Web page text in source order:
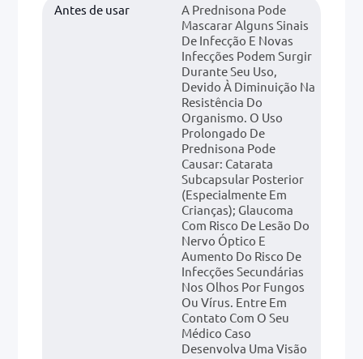
Antes de usar
A Prednisona Pode
Mascarar Alguns Sinais
De Infecção E Novas
Infecções Podem Surgir
Durante Seu Uso,
Devido À Diminuição Na
Resistência Do
Organismo. O Uso
Prolongado De
Prednisona Pode
Causar: Catarata
Subcapsular Posterior
(especialmente Em
Crianças); Glaucoma
Com Risco De Lesão Do
Nervo Óptico E
Aumento Do Risco De
Infecções Secundárias
Nos Olhos Por Fungos
Ou Vírus. Entre Em
Contato Com O Seu
Médico Caso
Desenvolva Uma Visão